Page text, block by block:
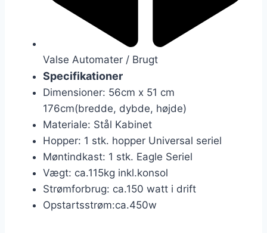
Valse Automater / Brugt
Specifikationer
Dimensioner: 56cm x 51 cm
176cm(bredde, dybde, højde)
Materiale: Stål Kabinet
Hopper: 1 stk. hopper Universal seriel
Møntindkast: 1 stk. Eagle Seriel
Vægt: ca.115kg inkl.konsol
Strømforbrug: ca.150 watt i drift
Opstartsstrøm:ca.450w